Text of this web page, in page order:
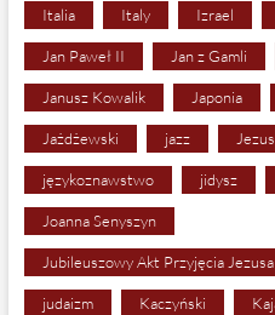
Italia Italy Izrael
Jan Paweł II Jan z Gamli
Janusz Kowalik Japonia
Jażdżewski jazz Jezus
językoznawstwo jidysz
Joanna Senyszyn
Jubileuszowy Akt Przyjęcia
judaizm Kaczyński